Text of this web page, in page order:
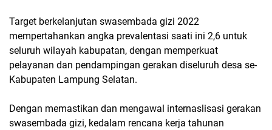
Target berkelanjutan swasembada gizi 2022
mempertahankan angka prevalentasi saati ini 2,6 untuk
seluruh wilayah kabupatan, dengan memperkuat
pelayanan dan pendampingan gerakan diseluruh desa se-
Kabupaten Lampung Selatan.
Dengan memastikan dan mengawal internaslisasi gerakan
swasembada gizi, kedalam rencana kerja tahunan